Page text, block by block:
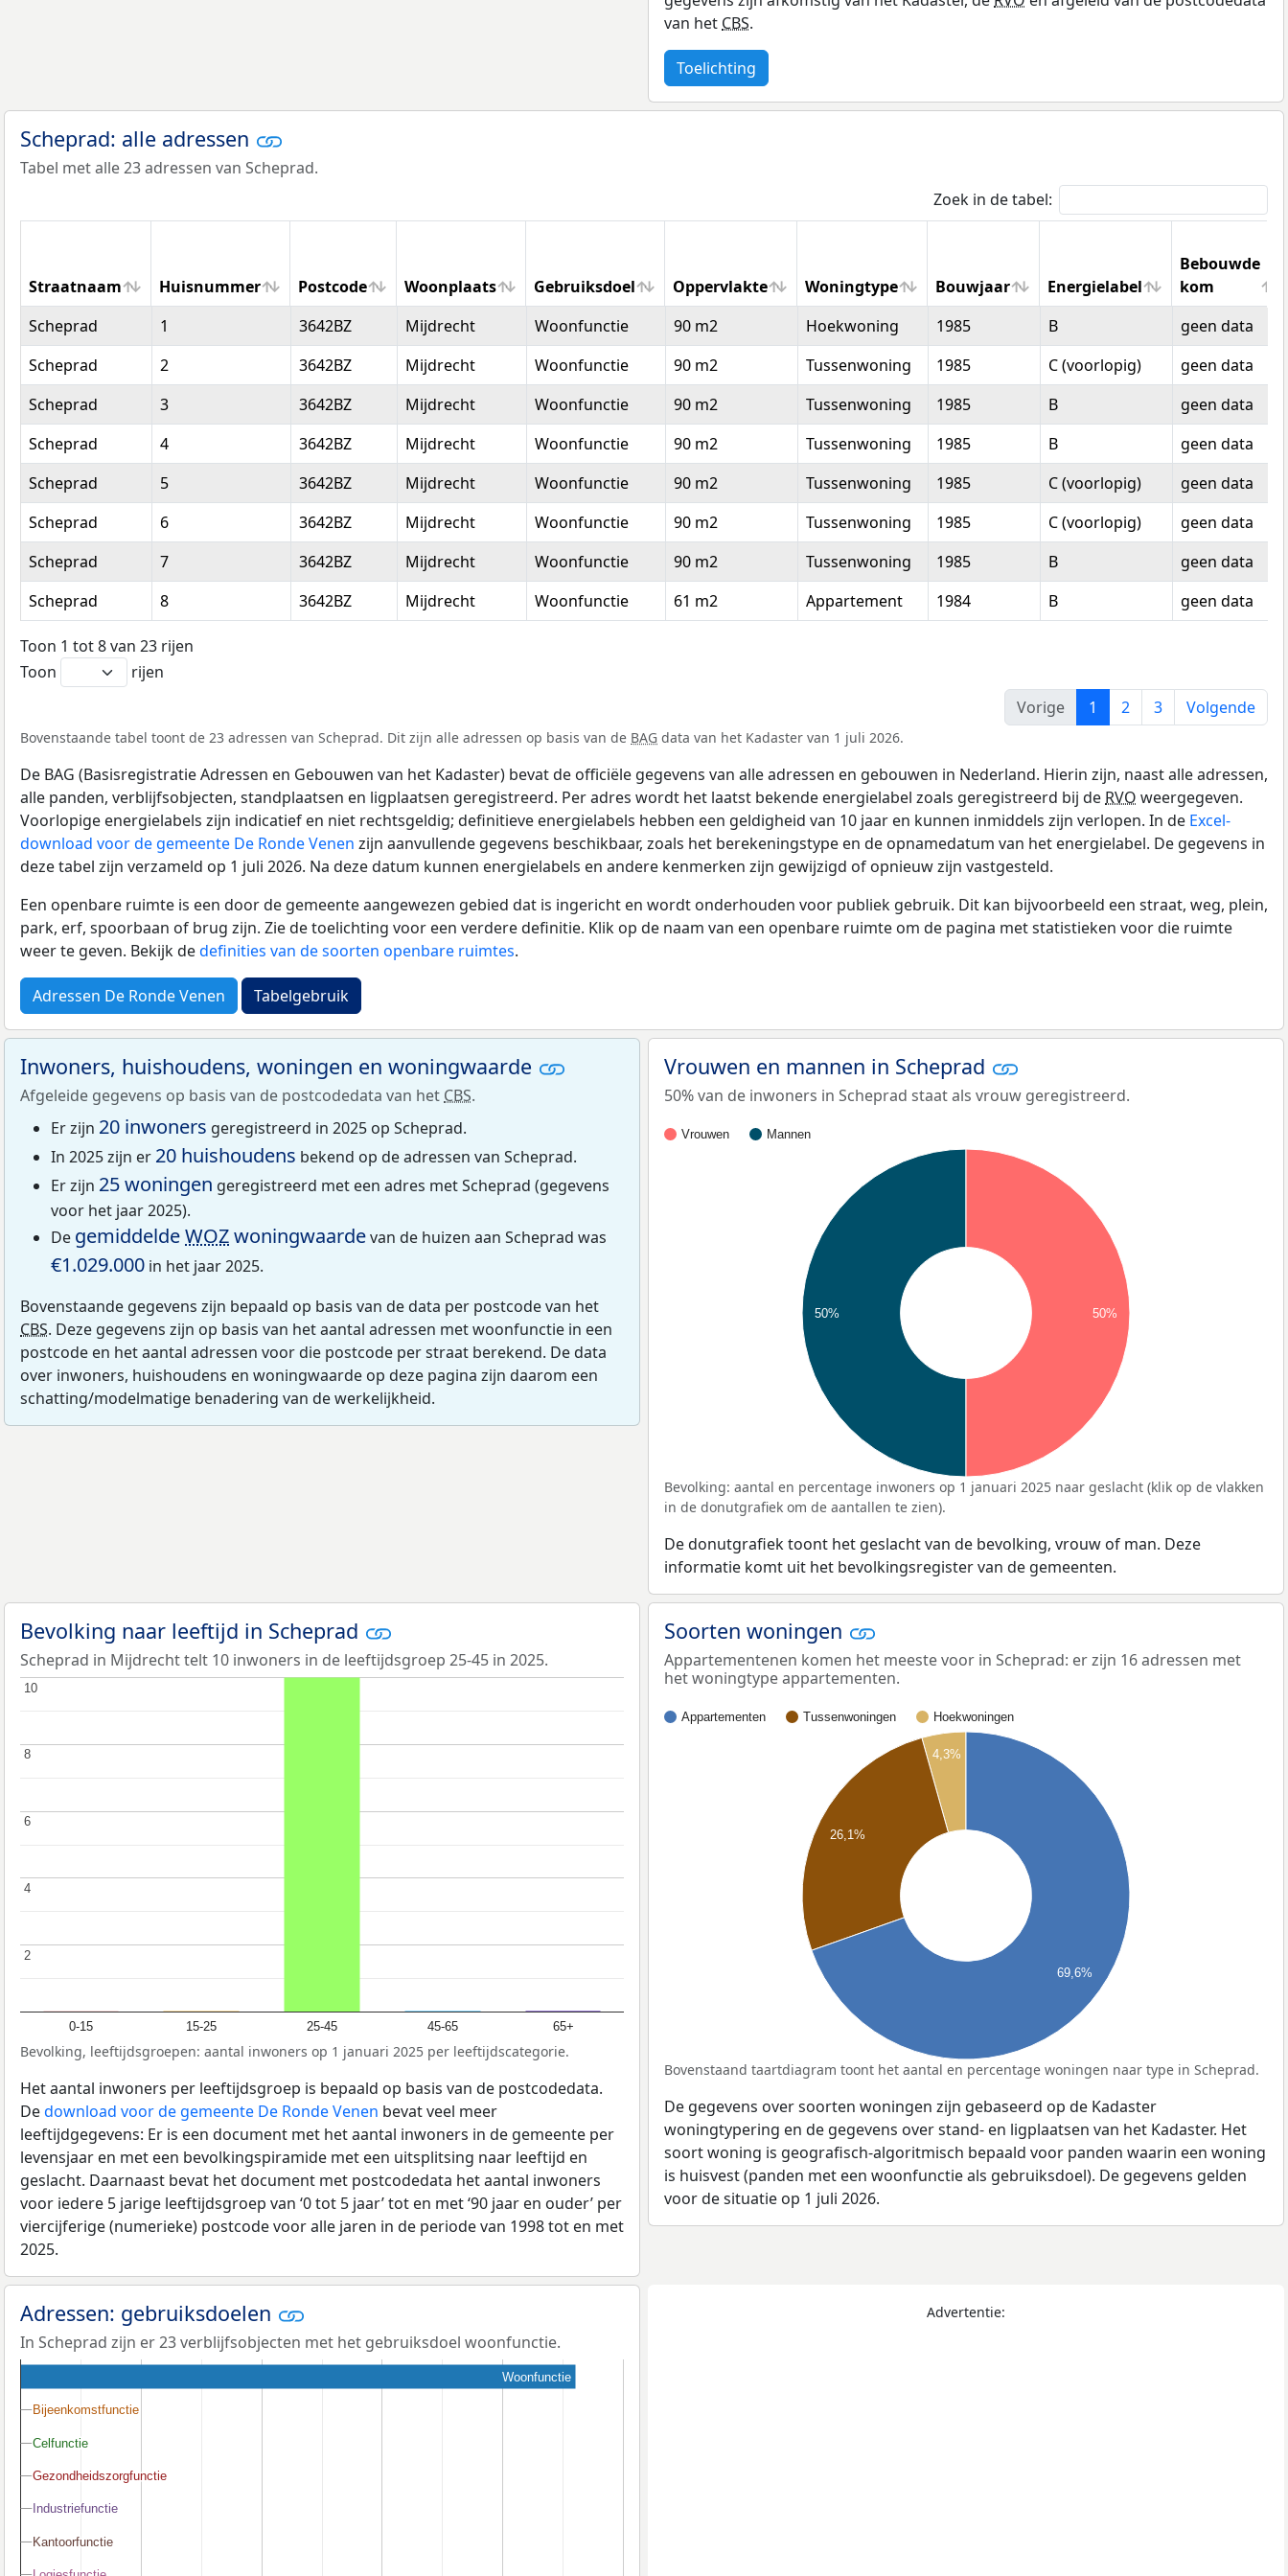
van het CBS.
Toelichting
Scheprad: alle adressen
Tabel met alle 23 adressen van Scheprad.
Zoek in de tabel:
Straatnaam Huisnummer Postcode Woonplaats Gebruiksdoel Oppervlakte Woningtype Bouwjaar Energielabel
Bebouwde
kom
Straatnaam
Huisnummer Postcode Woonplaats Gebruiksdoel Oppervlakte Woningtype Bouwjaar Energielabel
Bebouwde
kom
Scheprad 1 3642BZ Mijdrecht Woonfunctie 90 m2 Hoekwoning 1985 B
geen data
Scheprad
2 3642BZ Mijdrecht Woonfunctie 90 m2 Tussenwoning 1985 C (voorlopig)
geen data
Scheprad
3 3642BZ Mijdrecht Woonfunctie 90 m2 Tussenwoning 1985 B
geen data
Scheprad
4 3642BZ Mijdrecht Woonfunctie 90 m2 Tussenwoning 1985 B
geen data
Scheprad
5 3642BZ Mijdrecht Woonfunctie 90 m2 Tussenwoning 1985 C (voorlopig)
geen data
Scheprad
6 3642BZ Mijdrecht Woonfunctie 90 m2 Tussenwoning 1985 C (voorlopig)
geen data
Scheprad
7 3642BZ Mijdrecht Woonfunctie 90 m2 Tussenwoning 1985 B
geen data
Scheprad
8 3642BZ Mijdrecht Woonfunctie 61 m2 Appartement 1984 B geen data
Toon 1 tot 8 van 23 rijen
Toon
rijen
Vorige
1 2 3 Volgende
Bovenstaande tabel toont de 23 adressen van Scheprad. Dit zijn alle adressen op basis van de BAG data van het Kadaster van 1 juli 2026.
De BAG (Basisregistratie Adressen en Gebouwen van het Kadaster) bevat de officiële gegevens van alle adressen en gebouwen in Nederland. Hierin zijn, naast alle adressen,
alle panden, verblijfsobjecten, standplaatsen en ligplaatsen geregistreerd. Per adres wordt het laatst bekende energielabel zoals geregistreerd bij de RVO weergegeven.
Voorlopige energielabels zijn indicatief en niet rechtsgeldig; definitieve energielabels hebben een geldigheid van 10 jaar en kunnen inmiddels zijn verlopen. In de Excel-
download voor de gemeente De Ronde Venen zijn aanvullende gegevens beschikbaar, zoals het berekeningstype en de opnamedatum van het energielabel. De gegevens in
deze tabel zijn verzameld op 1 juli 2026. Na deze datum kunnen energielabels en andere kenmerken zijn gewijzigd of opnieuw zijn vastgesteld.
Een openbare ruimte is een door de gemeente aangewezen gebied dat is ingericht en wordt onderhouden voor publiek gebruik. Dit kan bijvoorbeeld een straat, weg, plein,
park, erf, spoorbaan of brug zijn. Zie de toelichting voor een verdere definitie. Klik op de naam van een openbare ruimte om de pagina met statistieken voor die ruimte
weer te geven. Bekijk dedefinities van de soorten openbare ruimtes.
Adressen De Ronde Venen Tabelgebruik
Inwoners, huishoudens, woningen en woningwaarde
Afgeleide gegevens op basis van de postcodedata van het CBS.
Er zijn 20 inwoners geregistreerd in 2025 op Scheprad.
In 2025 zijn er 20 huishoudens bekend op de adressen van Scheprad.
Er zijn 25 woningen geregistreerd met een adres met Scheprad (gegevens
voor het jaar 2025).
De gemiddeldeWOZwoningwaardevan de huizen aan Scheprad was
€1.029.000 in het jaar 2025.
Bovenstaande gegevens zijn bepaald op basis van de data per postcode van het
CBS. Deze gegevens zijn op basis van het aantal adressen met woonfunctie in een
postcode en het aantal adressen voor die postcode per straat berekend. De data
over inwoners, huishoudens en woningwaarde op deze pagina zijn daarom een
schatting/modelmatige benadering van de werkelijkheid.
Vrouwen en mannen in Scheprad
50% van de inwoners in Scheprad staat als vrouw geregistreerd.
Vrouwen Mannen
50% 50%
Bevolking: aantal en percentage inwoners op 1 januari 2025 naar geslacht (klik op de vlakken
in de donutgrafiek om de aantallen te zien).
De donutgrafiek toont het geslacht van de bevolking, vrouw of man. Deze
informatie komt uit het bevolkingsregister van de gemeenten.
Bevolking naar leeftijd in Scheprad
Scheprad in Mijdrecht telt 10 inwoners in de leeftijdsgroep 25-45 in 2025.
0-15 15-25 25-45 45-65 65+
2
2
4
4
6
6
8
8
10
10
Bevolking, leeftijdsgroepen: aantal inwoners op 1 januari 2025 per leeftijdscategorie.
Het aantal inwoners per leeftijdsgroep is bepaald op basis van de postcodedata.
Dedownload voor de gemeente De Ronde Venen bevat veel meer
leeftijdgegevens: Er is een document met het aantal inwoners in de gemeente per
levensjaar en met een bevolkingspiramide met een uitsplitsing naar leeftijd en
geslacht. Daarnaast bevat het document met postcodedata het aantal inwoners
voor iedere 5 jarige leeftijdsgroep van ‘0 tot 5 jaar’ tot en met ‘90 jaar en ouder’ per
viercijferige (numerieke) postcode voor alle jaren in de periode van 1998 tot en met
2025.
Soorten woningen
Appartementenen komen het meeste voor in Scheprad: er zijn 16 adressen met
het woningtype appartementen.
Appartementen Tussenwoningen Hoekwoningen
4,3%
26,1%
69,6%
Bovenstaand taartdiagram toont het aantal en percentage woningen naar type in Scheprad.
De gegevens over soorten woningen zijn gebaseerd op de Kadaster
woningtypering en de gegevens over stand- en ligplaatsen van het Kadaster. Het
soort woning is geografisch-algoritmisch bepaald voor panden waarin een woning
is huisvest (panden met een woonfunctie als gebruiksdoel). De gegevens gelden
voor de situatie op 1 juli 2026.
Adressen: gebruiksdoelen
In Scheprad zijn er 23 verblijfsobjecten met het gebruiksdoel woonfunctie.
Woonfunctie
Bijeenkomstfunctie
Bijeenkomstfunctie
Celfunctie
Celfunctie
Gezondheidszorgfunctie
Gezondheidszorgfunctie
Industriefunctie
Industriefunctie
Kantoorfunctie
Kantoorfunctie
Advertentie: